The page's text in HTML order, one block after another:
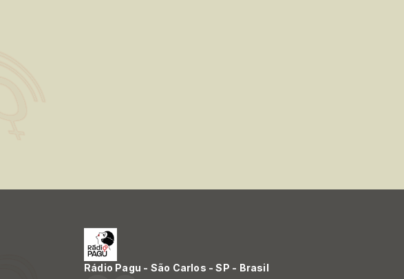
Rádio Pagu - São Carlos - SP - Brasil